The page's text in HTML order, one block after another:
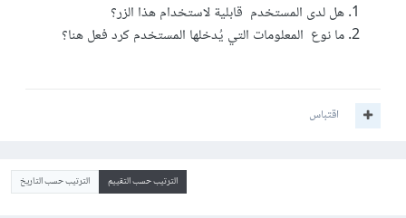
هل لدى المستخدم قابلية لاستخدام هذا الزر؟
ما نوع المعلومات التي يُدخلها المستخدم كرد فعل هنا؟
اقتباس
الترتيب حسب التقييم الترتيب حسب التاريخ